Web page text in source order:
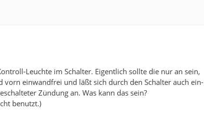
Leuchte im Schalter. Eigentlich sollte die nur an sein,
einwandfrei und läßt sich durch den Schalter auch ein-
Zündung an. Was kann das sein?
benutzt.)